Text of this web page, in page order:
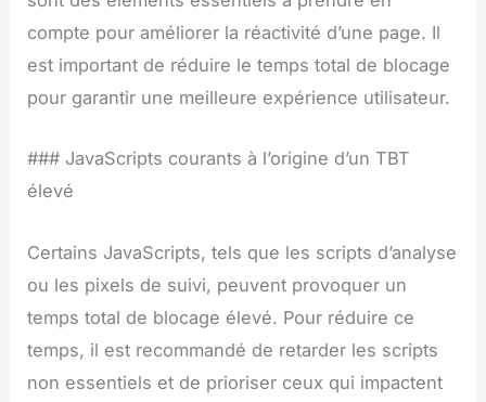
compte pour améliorer la réactivité d’une page. Il
est important de réduire le temps total de blocage
pour garantir une meilleure expérience utilisateur.
### JavaScripts courants à l’origine d’un TBT
élevé
Certains JavaScripts, tels que les scripts d’analyse
ou les pixels de suivi, peuvent provoquer un
temps total de blocage élevé. Pour réduire ce
temps, il est recommandé de retarder les scripts
non essentiels et de prioriser ceux qui impactent